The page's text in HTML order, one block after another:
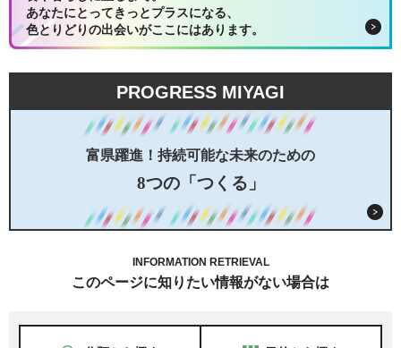
あなたにとってきっとプラスになる、
色とりどりの出会いがここにはあります。
PROGRESS MIYAGI
富県躍進！持続可能な未来のための
8つの「つくる」
INFORMATION RETRIEVAL
このページに知りたい情報がない場合は